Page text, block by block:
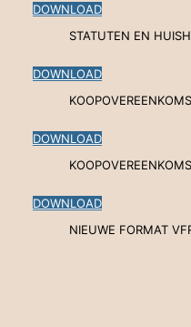
DOWNLOAD
STATUTEN EN
DOWNLOAD
DOWNLOAD
DOWNLOAD
NIEUWE FORMAT